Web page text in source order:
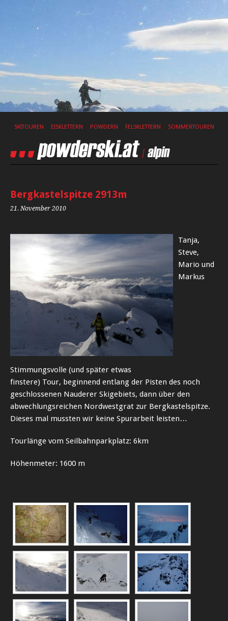
SKITOUREN EISKLETTERN POWDERN FELSKLETTERN SOMMERTOUREN
Bergkastelspitze 2913m
21. November 2010
Tanja,
Steve,
Mario und
Markus
Stimmungsvolle (und später etwas
finstere) Tour, beginnend entlang der Pisten des noch
geschlossenen Nauderer Skigebiets, dann über den
abwechlungsreichen Nordwestgrat zur Bergkastelspitze.
Dieses mal mussten wir keine Spurarbeit leisten…
Tourlänge vom Seilbahnparkplatz: 6km
Höhenmeter: 1600 m